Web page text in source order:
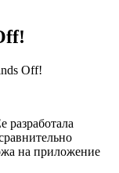
Off!
на приложение